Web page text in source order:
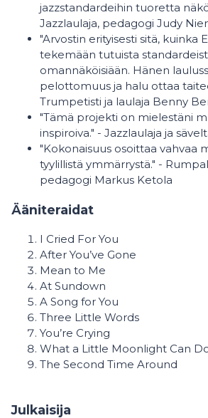
jazzstandardeihin tuoretta
Jazzlaulaja, pedagogi Judy
"Arvostin erityisesti sitä, kuinka
tekemään tutuista
omannäköisiään. Hänen
pelottomuus ja halu ottaa
Trumpetisti ja laulaja Benny
"Tämä projekti on mielestäni
inspiroiva." - Jazzlaulaja ja
"Kokonaisuus osoittaa vahvaa
tyylillistä ymmärrystä." -
pedagogi Markus Ketola
Ääniteraidat
I Cried For You
After You’ve Gone
Mean to Me
At Sundown
A Song for You
Three Little Words
You’re Crying
What a Little Moonlight Can
The Second Time Around
Julkaisija